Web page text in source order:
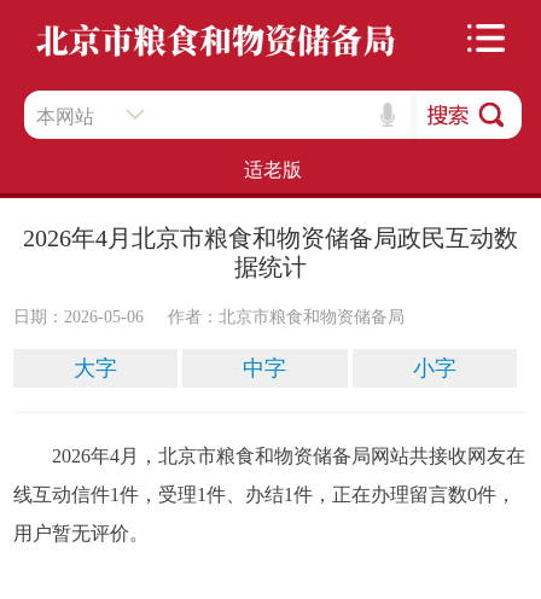
本网站
适老版
2026年4月北京市粮食和物资储备局政民互动数
据统计
日期：2026-05-06 作者：​北京市粮食和物资储备局
大字 中字 小字
2026年4月，北京市粮食和物资储备局网站共接收网友在
线互动信件1件，受理1件、办结1件，正在办理留言数0件，
用户暂无评价。